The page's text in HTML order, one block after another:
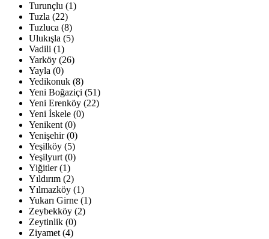
Turunçlu (1)
Tuzla (22)
Tuzluca (8)
Ulukışla (5)
Vadili (1)
Yarköy (26)
Yayla (0)
Yedikonuk (8)
Yeni Boğaziçi (51)
Yeni Erenköy (22)
Yeni İskele (0)
Yenikent (0)
Yenişehir (0)
Yeşilköy (5)
Yeşilyurt (0)
Yiğitler (1)
Yıldırım (2)
Yılmazköy (1)
Yukarı Girne (1)
Zeybekköy (2)
Zeytinlik (0)
Ziyamet (4)